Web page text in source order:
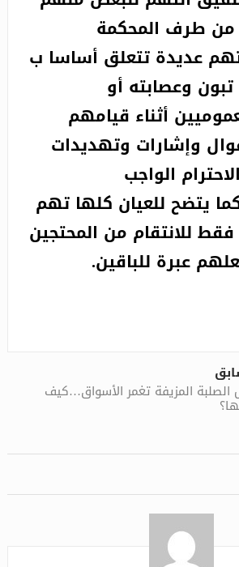
من طرف المحكمة
عديدة تتعلق أساسا ب
وعصابته أو
أثناء قيامهم
وإشارات وتهديدات
الواجب
يتضح للعيان كلها تهم
للانتقام من المحتجين
عبرة للباقين.
الصلبة المزيفة تغمر الأسواق…كيف